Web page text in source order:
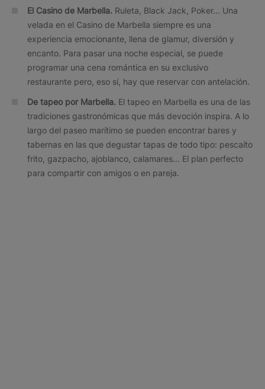
El Casino de Marbella. Ruleta, Black Jack, Poker... Una
velada en el Casino de Marbella siempre es una
experiencia emocionante, llena de glamur, diversión y
encanto. Para pasar una noche especial, se puede
programar una cena romántica en su exclusivo
restaurante pero, eso sí, hay que reservar con antelación.
De tapeo por Marbella. El tapeo en Marbella es una de las
tradiciones gastronómicas que más devoción inspira. A lo
largo del paseo marítimo se pueden encontrar bares y
tabernas en las que degustar tapas de todo tipo: pescaíto
frito, gazpacho, ajoblanco, calamares… El plan perfecto
para compartir con amigos o en pareja.